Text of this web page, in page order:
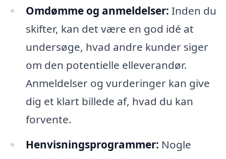
Omdømme og anmeldelser: Inden du
skifter, kan det være en god idé at
undersøge, hvad andre kunder siger
om den potentielle elleverandør.
Anmeldelser og vurderinger kan give
dig et klart billede af, hvad du kan
forvente.
Henvisningsprogrammer: Nogle